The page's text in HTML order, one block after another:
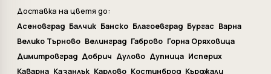
Доставка на цветя до:
Асеновград Балчик Банско Благоевград Бургас Варна
Велико Търново Велинград Габрово Горна Оряховица
Димитровград Добрич Дулово Дупница Исперих
Каварна Казанлък Карлово Костинброд Кърджали